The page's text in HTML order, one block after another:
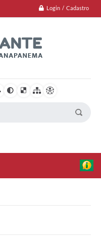
Login / Cadastro